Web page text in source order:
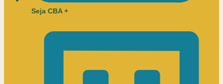
Seja CBA +